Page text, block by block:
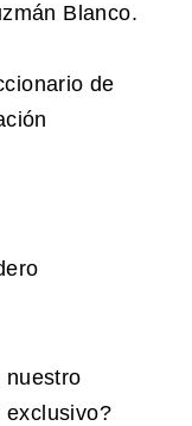
Blanco.
de
nuestro
exclusivo?